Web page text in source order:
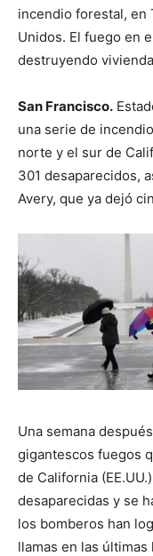
incendio forestal, en
Unidos. El fuego en
destruyendo
San Francisco.
una serie de
norte y el sur de
301 desaparecidos,
Avery, que ya dejó
Una semana
gigantescos fuegos
de California
desaparecidas y se
los bomberos han
llamas en las últimas